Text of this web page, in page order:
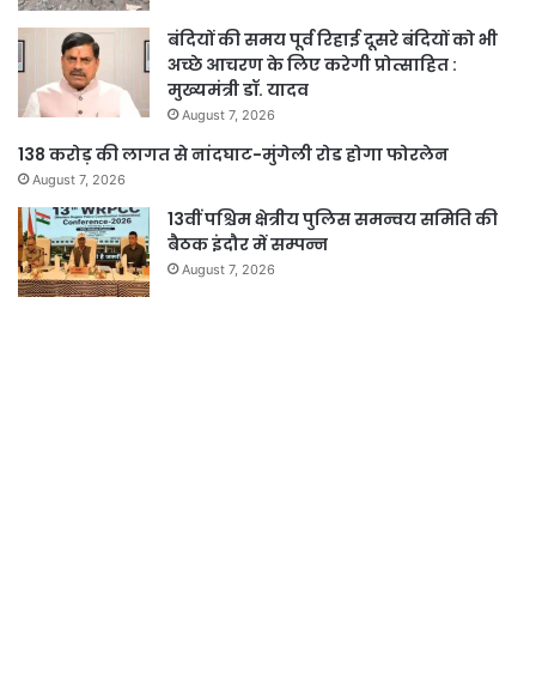
बंदियों की समय पूर्व रिहाई दूसरे बंदियों को भी
अच्छे आचरण के लिए करेगी प्रोत्साहित :
मुख्यमंत्री डॉ. यादव
August 7, 2026
138 करोड़ की लागत से नांदघाट-मुंगेली रोड होगा फोरलेन
August 7, 2026
13वीं पश्चिम क्षेत्रीय पुलिस समन्वय समिति की
बैठक इंदौर में सम्पन्न
August 7, 2026